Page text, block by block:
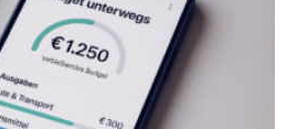
ein wichtiger Faktor, um
Jahresurlaub leisten zu
mit 44 Prozent noch nicht
Beschäftigten in der
Zu diesem…